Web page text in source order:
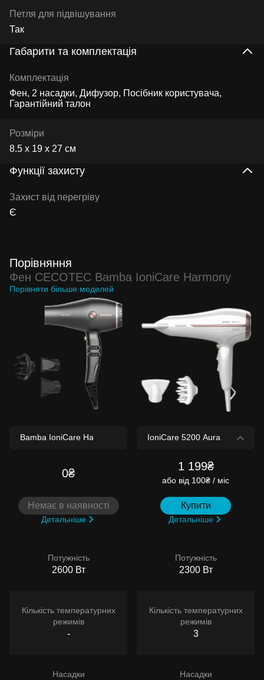
Петля для підвішування
Так
Габарити та комплектація
Комплектація
Фен, 2 насадки, Дифузор, Посібник користувача,
Гарантійний талон
Розміри
8.5 x 19 x 27 см
Функції захисту
Захист від перегріву
Є
Порівняння
Фен CECOTEC Bamba IoniCare Harmony
Порівняти більше моделей
0₴
Немає в наявності
Детальніше
Потужність
2600 Вт
Кількість температурних
режимів
-
Насадки
1 199₴
або від 100₴ / міс
Купити
Детальніше
Потужність
2300 Вт
Кількість температурних
режимів
3
Насадки